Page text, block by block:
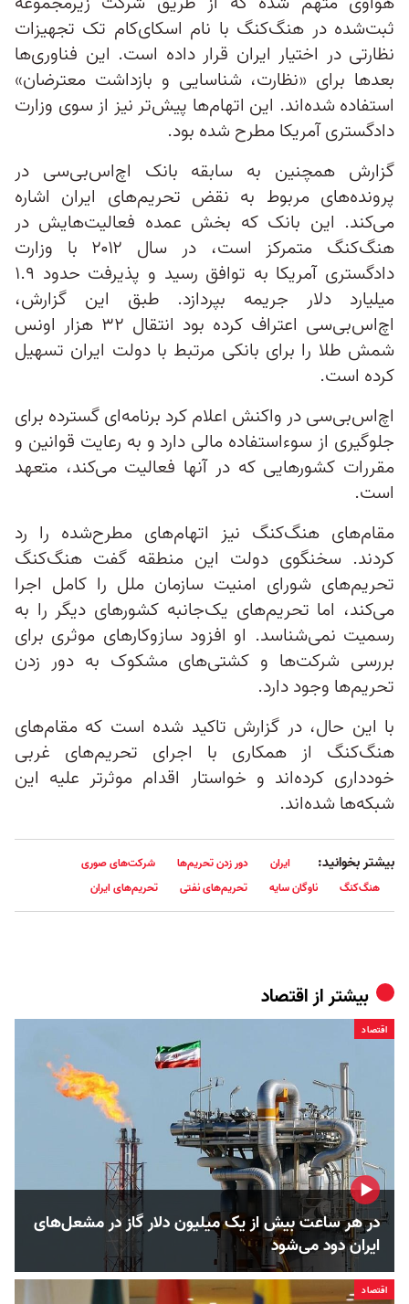
ثبت‌شده‌ در هنگ‌کنگ با نام اسکای‌کام تک تجهیزات
نظارتی در اختیار ایران قرار داده است. این فناوری‌ها
بعدها برای «نظارت، شناسایی و بازداشت معترضان»
استفاده شده‌اند. این اتهام‌ها پیش‌تر نیز از سوی وزارت
دادگستری آمریکا مطرح شده بود.
گزارش همچنین به سابقه بانک اچ‌اس‌بی‌سی در
پرونده‌های مربوط به نقض تحریم‌های ایران اشاره
می‌کند. این بانک که بخش عمده فعالیت‌هایش در
هنگ‌کنگ متمرکز است، در سال ۲۰۱۲ با وزارت
دادگستری آمریکا به توافق رسید و پذیرفت حدود ۱.۹
میلیارد دلار جریمه بپردازد. طبق این گزارش،
اچ‌اس‌بی‌سی اعتراف کرده بود انتقال ۳۲ هزار اونس
شمش طلا را برای بانکی مرتبط با دولت ایران تسهیل
کرده است.
اچ‌اس‌بی‌سی در واکنش اعلام کرد برنامه‌ای گسترده برای
جلوگیری از سوءاستفاده مالی دارد و به رعایت قوانین و
مقررات کشورهایی که در آنها فعالیت می‌کند، متعهد
است.
مقام‌های هنگ‌کنگ نیز اتهام‌های مطرح‌شده را رد
کردند. سخنگوی دولت این منطقه گفت هنگ‌کنگ
تحریم‌های شورای امنیت سازمان ملل را کامل اجرا
می‌کند، اما تحریم‌های یک‌جانبه کشورهای دیگر را به
رسمیت نمی‌شناسد. او افزود سازوکارهای موثری برای
بررسی شرکت‌ها و کشتی‌های مشکوک به دور زدن
تحریم‌ها وجود دارد.
با این حال، در گزارش تاکید شده است که مقام‌های
هنگ‌کنگ از همکاری با اجرای تحریم‌های غربی
خودداری کرده‌اند و خواستار اقدام موثرتر علیه این
شبکه‌ها شده‌اند.
بیشتر بخوانید: ایران دور زدن تحریم‌ها
شرکت‌های صوری
هنگ‌کنگ
ناوگان سایه تحریم‌های نفتی تحریم‌های ایران
بیشتر ازاقتصاد
اقتصاد
در هر ساعت بیش از یک میلیون دلار گاز در مشعل‌های
ایران دود می‌شود
اقتصاد